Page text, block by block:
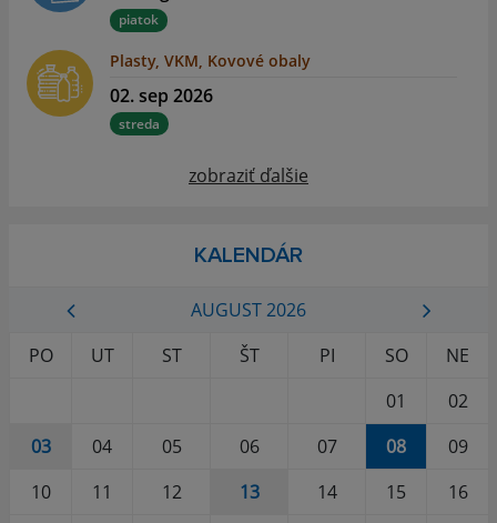
piatok
Plasty, VKM, Kovové obaly
02. sep 2026
streda
zobraziť ďalšie
KALENDÁR
AUGUST 2026
PO
UT ST ŠT PI SO
NE
01
02
03
04 05 06 07 08
09
10
11 12 13 14 15
16